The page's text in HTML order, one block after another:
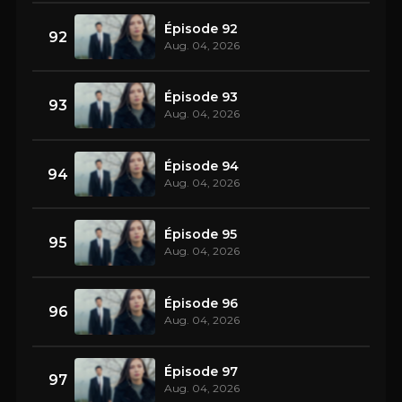
92 Épisode 92
Aug. 04, 2026
93 Épisode 93
Aug. 04, 2026
94 Épisode 94
Aug. 04, 2026
95 Épisode 95
Aug. 04, 2026
96 Épisode 96
Aug. 04, 2026
97 Épisode 97
Aug. 04, 2026